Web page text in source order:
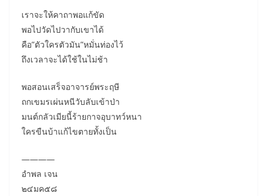
เราจะให้คาถาพอแก้ขัด
พอไปวัดไปวากับเขาได้
คือ”ตัวใครตัวมัน”หมั่นท่องไว้
ถึงเวลาจะได้ใช้ในไม่ช้า
พอสอนเสร็จอาจารย์พระฤษี
ถกเขมรเผ่นหนีวับลับเข้าป่า
มนต์กลัวเมียนี้ร้ายกาจอุบาทว์หนา
ใครขืนบ้าแก้ไขตายทั้งเป็น
————
อำพล เจน
๒๔มค๕๘